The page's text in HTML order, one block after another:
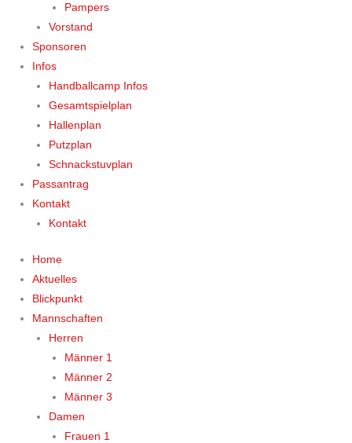
Pampers
Vorstand
Sponsoren
Infos
Handballcamp Infos
Gesamtspielplan
Hallenplan
Putzplan
Schnackstuvplan
Passantrag
Kontakt
Kontakt
Home
Aktuelles
Blickpunkt
Mannschaften
Herren
Männer 1
Männer 2
Männer 3
Damen
Frauen 1